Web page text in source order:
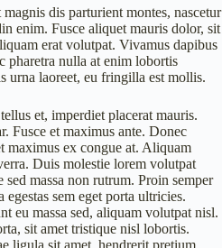
dis parturient montes, nascetur
enim. Fusce aliquet mauris dolor, sit
erat volutpat. Vivamus dapibus
pharetra nulla at enim lobortis
urna laoreet, eu fringilla est mollis.
et, imperdiet placerat mauris.
Fusce et maximus ante. Donec
maximus ex congue at. Aliquam
Duis molestie lorem volutpat
sed massa non rutrum. Proin semper
sem eget porta ultricies.
eu massa sed, aliquam volutpat nisl.
sit amet tristique nisl lobortis.
ligula sit amet, hendrerit pretium